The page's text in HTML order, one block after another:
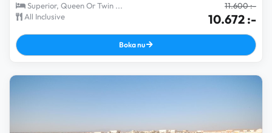
Superior, Queen Or Twin ...
All Inclusive
11.600 :-
10.672 :-
Boka nu